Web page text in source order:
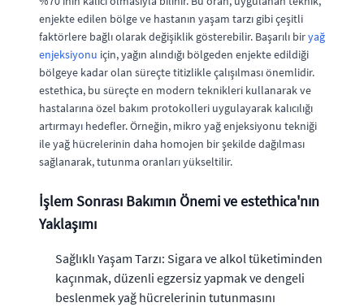
enjekte edilen bölge ve hastanın yaşam tarzı gibi çeşitli
faktörlere bağlı olarak değişiklik gösterebilir. Başarılı biryağ
enjeksiyonu için, yağın alındığı bölgeden enjekte edildiği
bölgeye kadar olan süreçte titizlikle çalışılması önemlidir.
estethica, bu süreçte en modern teknikleri kullanarak ve
hastalarına özel bakım protokolleri uygulayarak kalıcılığı
artırmayı hedefler. Örneğin, mikro yağ enjeksiyonu tekniği
ile yağ hücrelerinin daha homojen bir şekilde dağılması
sağlanarak, tutunma oranları yükseltilir.
İşlem Sonrası Bakımın Önemi ve estethica'nın
Yaklaşımı
Sağlıklı Yaşam Tarzı: Sigara ve alkol tüketiminden
kaçınmak, düzenli egzersiz yapmak ve dengeli
beslenmek yağ hücrelerinin tutunmasını